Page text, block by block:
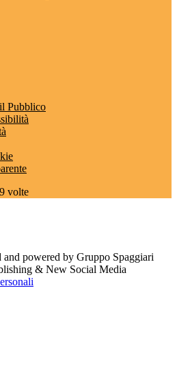
Pubblico
volte
powered by Gruppo Spaggiari
& New Social Media